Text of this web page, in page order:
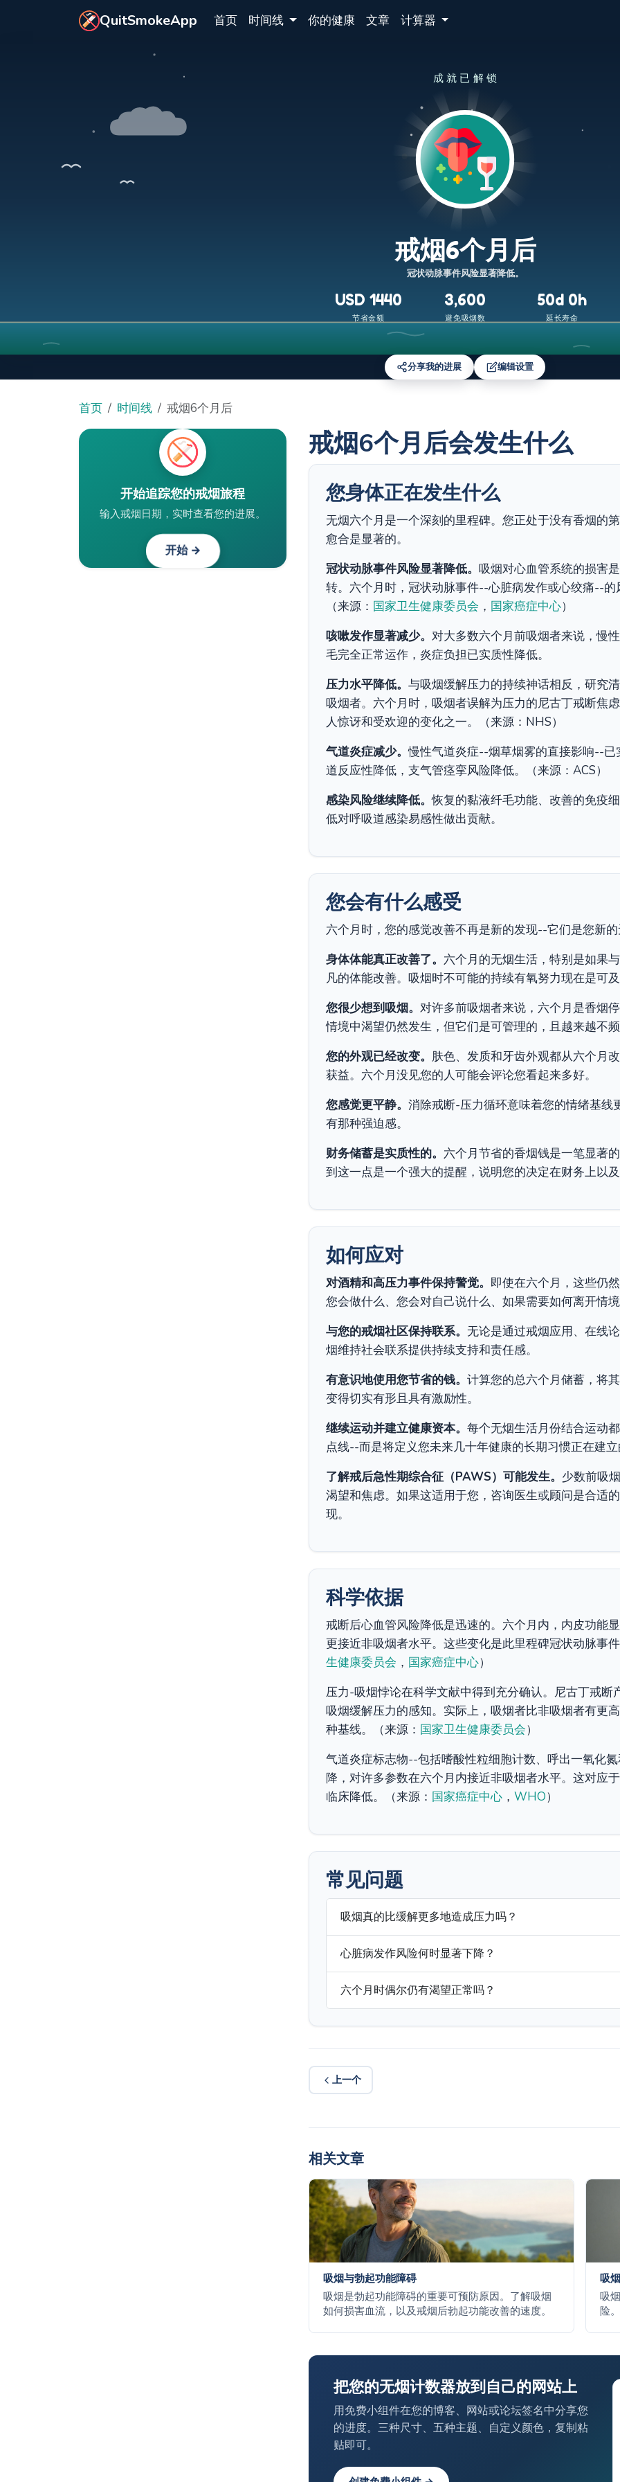
QuitSmokeApp 首页 时间线 你的健康 文章 计算器
成就已解锁
戒烟6个月后
冠状动脉事件风险显著降低。
USD 1440 3,600 50d 0h
节省金额 避免吸烟数 延长寿命
分享我的进展 编辑设置
首页 时间线 戒烟6个月后
开始追踪您的戒烟旅程
输入戒烟日期，实时查看您的进展。
开始 →
戒烟6个月后会发生什么
您身体正在发生什么
无烟六个月是一个深刻的里程碑。您正处于没有香烟的
愈合是显著的。
冠状动脉事件风险显著降低。 吸烟对心血管系统的损害
转。六个月时，冠状动脉事件--心脏病发作或心绞痛--
（来源： 国家卫生健康委员会 ， 国家癌症中心）
咳嗽发作显著减少。 对大多数六个月前吸烟者来说，慢
毛完全正常运作，炎症负担已实质性降低。
压力水平降低。 与吸烟缓解压力的持续神话相反，研究
吸烟者。六个月时，吸烟者误解为压力的尼古丁戒断焦
人惊讶和受欢迎的变化之一。（来源：NHS）
气道炎症减少。慢性气道炎症--烟草烟雾的直接影响--
道反应性降低，支气管痉挛风险降低。（来源：ACS）
感染风险继续降低。恢复的黏液纤毛功能、改善的免疫
低对呼吸道感染易感性做出贡献。
您会有什么感受
六个月时，您的感觉改善不再是新的发现--它们是您新
身体体能真正改善了。 六个月的无烟生活，特别是如果
凡的体能改善。吸烟时不可能的持续有氧努力现在是可
您很少想到吸烟。 对许多前吸烟者来说，六个月是香烟
情境中渴望仍然发生，但它们是可管理的，且越来越不
您的外观已经改变。 肤色、发质和牙齿外观都从六个月
获益。六个月没见您的人可能会评论您看起来多好。
您感觉更平静。 消除戒断-压力循环意味着您的情绪基
有那种强迫感。
财务储蓄是实质性的。 六个月节省的香烟钱是一笔显著
到这一点是一个强大的提醒，说明您的决定在财务上以
如何应对
对酒精和高压力事件保持警觉。 即使在六个月，这些仍
您会做什么、您会对自己说什么、如果需要如何离开情
与您的戒烟社区保持联系。 无论是通过戒烟应用、在线
烟维持社会联系提供持续支持和责任感。
有意识地使用您节省的钱。 计算您的总六个月储蓄，将
变得切实有形且具有激励性。
继续运动并建立健康资本。 每个无烟生活月份结合运动
点线--而是将定义您未来几十年健康的长期习惯正在建
了解戒后急性期综合征（PAWS）可能发生。 少数前吸
渴望和焦虑。如果这适用于您，咨询医生或顾问是合适
现。
科学依据
戒断后心血管风险降低是迅速的。六个月内，内皮功能
更接近非吸烟者水平。这些变化是此里程碑冠状动脉事
生健康委员会 ， 国家癌症中心）
压力-吸烟悖论在科学文献中得到充分确认。尼古丁戒
吸烟缓解压力的感知。实际上，吸烟者比非吸烟者有更
种基线。（来源： 国家卫生健康委员会）
气道炎症标志物--包括嗜酸性粒细胞计数、呼出一氧化
降，对许多参数在六个月内接近非吸烟者水平。这对应
临床降低。（来源： 国家癌症中心 ， WHO）
常见问题
吸烟真的比缓解更多地造成压力吗？
心脏病发作风险何时显著下降？
六个月时偶尔仍有渴望正常吗？
上一个
相关文章
吸烟与勃起功能障碍
吸烟是勃起功能障碍的重要可预防原因。了解吸烟
如何损害血流，以及戒烟后勃起功能改善的速度。
吸
吸
险
把您的无烟计数器放到自己的网站上
用免费小组件在您的博客、网站或论坛签名中分享您
的进度。三种尺寸、五种主题、自定义颜色，复制粘
贴即可。